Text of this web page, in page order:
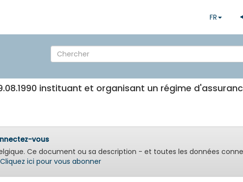
FR
instituant et organisant un régime
vous
Ce document ou sa description - et toutes les données
Cliquez ici pour vous abonner